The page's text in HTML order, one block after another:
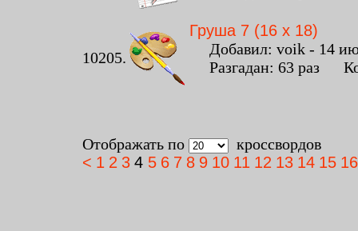
10205.
Груша 7 (16 x 18)
Добавил: voik - 14
Разгадан: 63 раз
Отображать по
кроссвордов
< 1 2 3 4 5 6 7 8 9 10 11 12 13 14 15 16